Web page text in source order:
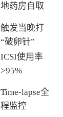
地药房自取
触发当晚打
“破卵针”
ICSI使用率
>95%
Time-lapse全
程监控